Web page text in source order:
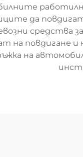
да
средства
на повдигане
на